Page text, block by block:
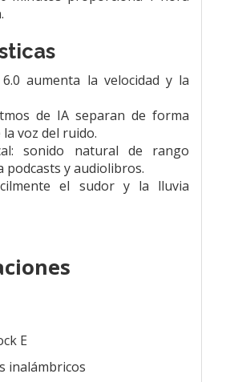
aumenta la velocidad y la
de IA separan de forma
voz del ruido.
sonido natural de rango
podcasts y audiolibros.
el sudor y la lluvia
E
inalámbricos